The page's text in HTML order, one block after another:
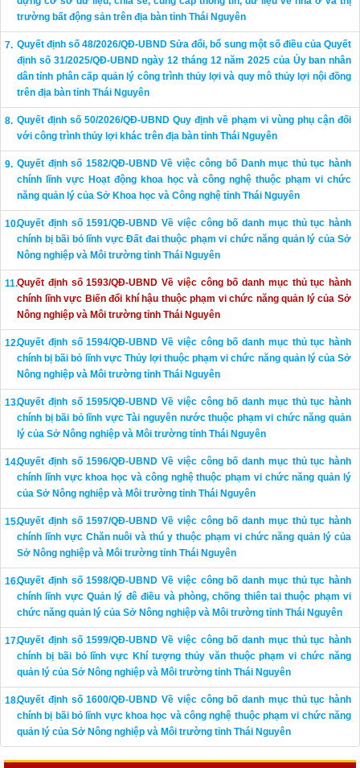
trường bất động sản trên địa bàn tỉnh Thái Nguyên
Quyết định số 48/2026/QĐ-UBND Sửa đổi, bổ sung một số điều của Quyết
định số 31/2025/QĐ-UBND ngày 12 tháng 12 năm 2025 của Ủy ban nhân
dân tỉnh phân cấp quản lý công trình thủy lợi và quy mô thủy lợi nội đồng
trên địa bàn tỉnh Thái Nguyên
Quyết định số 50/2026/QĐ-UBND Quy định về phạm vi vùng phụ cận đối
với công trình thủy lợi khác trên địa bàn tỉnh Thái Nguyên
Quyết định số 1582/QĐ-UBND Về việc công bố Danh mục thủ tục hành
chính lĩnh vực Hoạt động khoa học và công nghệ thuộc phạm vi chức
năng quản lý của Sở Khoa học và Công nghệ tỉnh Thái Nguyên
Quyết định số 1591/QĐ-UBND Về việc công bố danh mục thủ tục hành
chính bị bãi bỏ lĩnh vực Đất đai thuộc phạm vi chức năng quản lý của Sở
Nông nghiệp và Môi trường tỉnh Thái Nguyên
Quyết định số 1593/QĐ-UBND Về việc công bố danh mục thủ tục hành
chính lĩnh vực Biến đổi khí hậu thuộc phạm vi chức năng quản lý của Sở
Nông nghiệp và Môi trường tỉnh Thái Nguyên
Quyết định số 1594/QĐ-UBND Về việc công bố danh mục thủ tục hành
chính bị bãi bỏ lĩnh vực Thủy lợi thuộc phạm vi chức năng quản lý của Sở
Nông nghiệp và Môi trường tỉnh Thái Nguyên
Quyết định số 1595/QĐ-UBND Về việc công bố danh mục thủ tục hành
chính bị bãi bỏ lĩnh vực Tài nguyên nước thuộc phạm vi chức năng quản
lý của Sở Nông nghiệp và Môi trường tỉnh Thái Nguyên
Quyết định số 1596/QĐ-UBND Về việc công bố danh mục thủ tục hành
chính lĩnh vực khoa học và công nghệ thuộc phạm vi chức năng quản lý
của Sở Nông nghiệp và Môi trường tỉnh Thái Nguyên
Quyết định số 1597/QĐ-UBND Về việc công bố danh mục thủ tục hành
chính lĩnh vực Chăn nuôi và thú y thuộc phạm vi chức năng quản lý của
Sở Nông nghiệp và Môi trường tỉnh Thái Nguyên
Quyết định số 1598/QĐ-UBND Về việc công bố danh mục thủ tục hành
chính lĩnh vực Quản lý đê điều và phòng, chống thiên tai thuộc phạm vi
chức năng quản lý của Sở Nông nghiệp và Môi trường tỉnh Thái Nguyên
Quyết định số 1599/QĐ-UBND Về việc công bố danh mục thủ tục hành
chính bị bãi bỏ lĩnh vực Khí tượng thủy văn thuộc phạm vi chức năng
quản lý của Sở Nông nghiệp và Môi trường tỉnh Thái Nguyên
Quyết định số 1600/QĐ-UBND Về việc công bố danh mục thủ tục hành
chính bị bãi bỏ lĩnh vực khoa học và công nghệ thuộc phạm vi chức năng
quản lý của Sở Nông nghiệp và Môi trường tỉnh Thái Nguyên